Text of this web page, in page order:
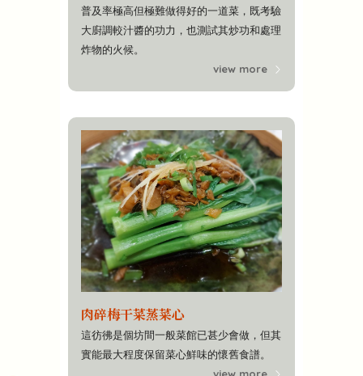
普及率極高但極難做得好的一道菜，既考驗
大廚調較汁醬的功力，也測試其炒功和處理
炸物的火候。
view more
肉碎梅干菜蒸菜心
這彷彿是個坊間一般菜館已甚少會做，但其
實能最大程度保留菜心鮮味的懷舊食譜。